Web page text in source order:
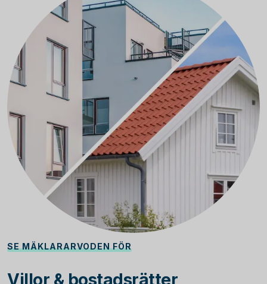
SE MÄKLARARVODEN FÖR
Villor & bostadsrätter